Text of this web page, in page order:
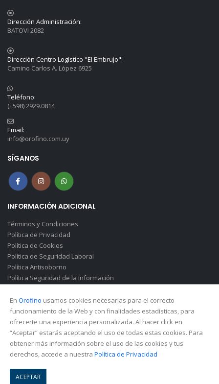
Dirección Administración:
BATOVI 2082
Dirección Centro Logístico "El Embrujo":
Camino Carlos A. López 6925
Teléfono:
(+598) 2929.0814
Email:
info@orofino.com.uy
SÍGANOS
INFORMACIÓN ADICIONAL
Términos y Condiciones
Política de Privacidad
Política de Cookies
Política de Seguridad Laboral
Política Antisoborno
Política Seguridad de la Información
© Copyright 2026. All Rights Reserved.
En Orofino usamos cookies necesarias para el correcto
funcionamiento de la Web y con finalidades estadísticas, para
ofrecerte una experiencia personalizada. Al hacer click en
“Aceptar” estarás aceptando el uso de todas estas cookies. Para
obtener más información sobre el uso de las cookies y tus
derechos, accede a nuestra Política de Privacidad
ACEPTAR